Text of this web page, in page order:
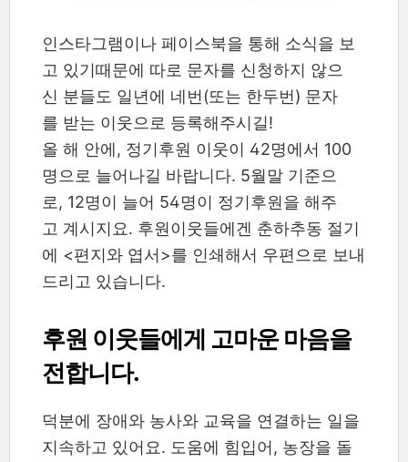
인스타그램이나 페이스북을 통해 소식을 보
고 있기때문에 따로 문자를 신청하지 않으
신 분들도 일년에 네번(또는 한두번) 문자
를 받는 이웃으로 등록해주시길!
올 해 안에, 정기후원 이웃이 42명에서 100
명으로 늘어나길 바랍니다. 5월말 기준으
로, 12명이 늘어 54명이 정기후원을 해주
고 계시지요. 후원이웃들에겐 춘하추동 절기
에 <편지와 엽서>를 인쇄해서 우편으로 보내
드리고 있습니다.
후원 이웃들에게 고마운 마음을
전합니다.
덕분에 장애와 농사와 교육을 연결하는 일을
지속하고 있어요. 도움에 힘입어, 농장을 돌